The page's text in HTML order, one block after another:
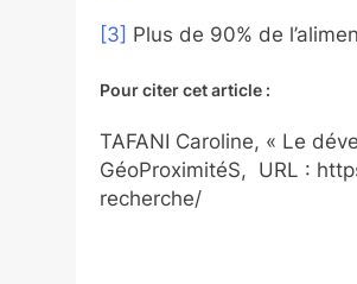
[3] Plus de 90% de
Pour citer cet article :
TAFANI Caroline, « Le
GéoProximitéS, URL :
recherche/